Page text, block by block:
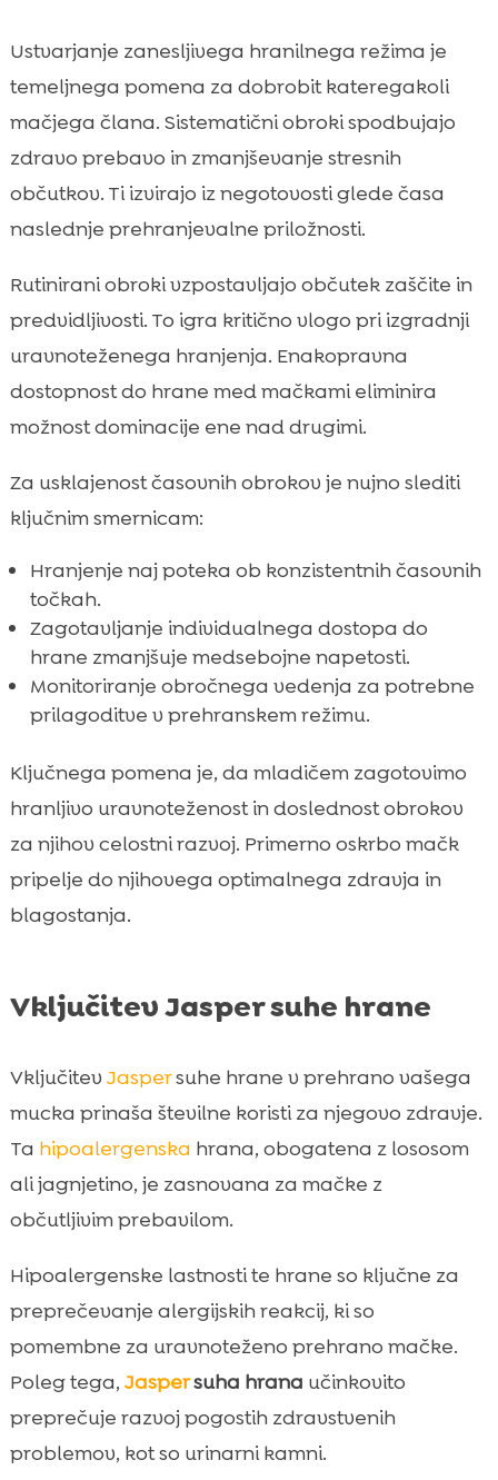
Ustvarjanje zanesljivega hranilnega režima je
temeljnega pomena za dobrobit kateregakoli
mačjega člana. Sistematični obroki spodbujajo
zdravo prebavo in zmanjševanje stresnih
občutkov. Ti izvirajo iz negotovosti glede časa
naslednje prehranjevalne priložnosti.
Rutinirani obroki vzpostavljajo občutek zaščite in
predvidljivosti. To igra kritično vlogo pri izgradnji
uravnoteženega hranjenja. Enakopravna
dostopnost do hrane med mačkami eliminira
možnost dominacije ene nad drugimi.
Za usklajenost časovnih obrokov je nujno slediti
ključnim smernicam:
Hranjenje naj poteka ob konzistentnih časovnih
točkah.
Zagotavljanje individualnega dostopa do
hrane zmanjšuje medsebojne napetosti.
Monitoriranje obročnega vedenja za potrebne
prilagoditve v prehranskem režimu.
Ključnega pomena je, da mladičem zagotovimo
hranljivo uravnoteženost in doslednost obrokov
za njihov celostni razvoj. Primerno oskrbo mačk
pripelje do njihovega optimalnega zdravja in
blagostanja.
Vključitev Jasper suhe hrane
Vključitev Jaspersuhe hrane v prehrano vašega
mucka prinaša številne koristi za njegovo zdravje.
Ta hipoalergenska hrana, obogatena z lososom
ali jagnjetino, je zasnovana za mačke z
občutljivim prebavilom.
Hipoalergenske lastnosti te hrane so ključne za
preprečevanje alergijskih reakcij, ki so
pomembne za uravnoteženo prehrano mačke.
Poleg tega, Jaspersuha hrana učinkovito
preprečuje razvoj pogostih zdravstvenih
problemov, kot so urinarni kamni.